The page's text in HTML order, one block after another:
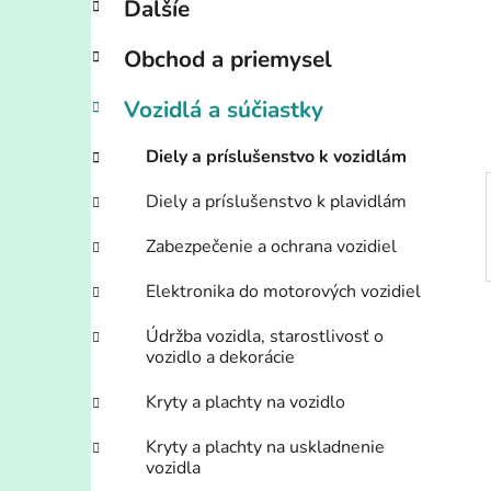
a
n
e
l
i
Ďalšíe
Obchod a priemysel
Vozidlá a súčiastky
Diely a príslušenstvo k vozidlám
Diely a príslušenstvo k plavidlám
Zabezpečenie a ochrana vozidiel
Elektronika do motorových vozidiel
Údržba vozidla, starostlivosť o
vozidlo a dekorácie
Kryty a plachty na vozidlo
Kryty a plachty na uskladnenie
vozidla